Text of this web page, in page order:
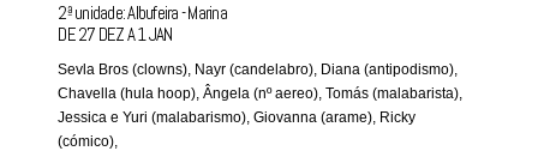
2ª unidade: Albufeira - Marina
DE 27 DEZ A 1 JAN
Sevla Bros (clowns), Nayr (candelabro), Diana (antipodismo) ,
Chavella (hula hoop), Ângela (nº aereo), Tomás (malabarista),
Jessica e Yuri (malabarismo), Giovanna (arame), Ricky
(cómico),